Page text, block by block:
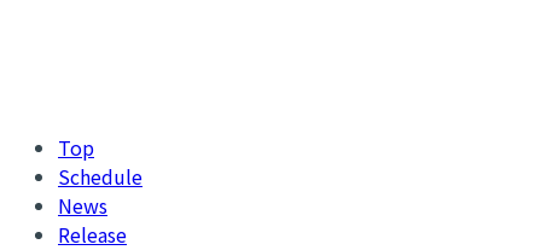
Top
Schedule
News
Release